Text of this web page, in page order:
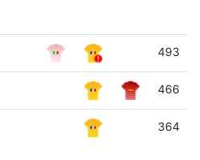
493
466
364